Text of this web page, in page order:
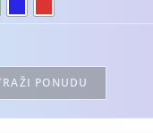
PONUDU